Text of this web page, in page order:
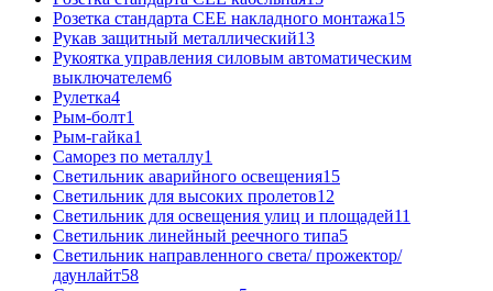
Розетка стандарта СЕЕ накладного монтажа15
Рукав защитный металлический13
Рукоятка управления силовым автоматическим
выключателем6
Рулетка4
Рым-болт1
Рым-гайка1
Саморез по металлу1
Светильник аварийного освещения15
Светильник для высоких пролетов12
Светильник для освещения улиц и площадей11
Светильник линейный реечного типа5
Светильник направленного света/ прожектор/
даунлайт58